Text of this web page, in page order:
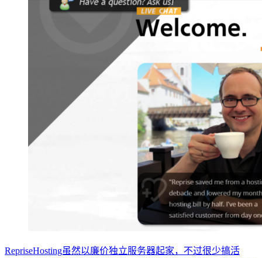
RepriseHosting虽然以廉价独立服务器起家，不过很少搞活